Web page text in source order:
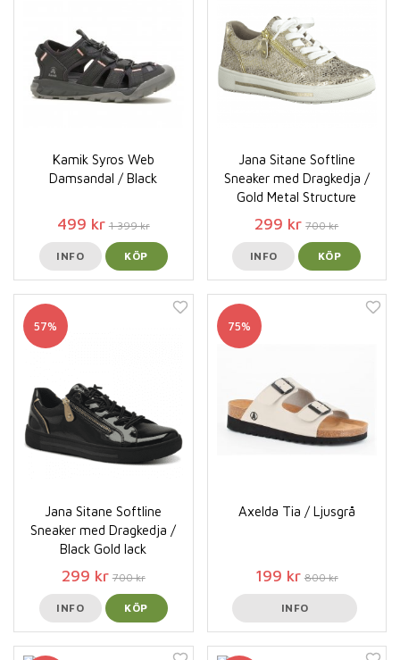
Kamik Syros Web
Damsandal / Black
499 kr 1 399 kr
INFO KÖP
Jana Sitane Softline
Sneaker med Dragkedja /
Gold Metal Structure
299 kr 700 kr
INFO KÖP
57%
Jana Sitane Softline
Sneaker med Dragkedja /
Black Gold lack
299 kr 700 kr
INFO KÖP
75%
Axelda Tia / Ljusgrå
199 kr 800 kr
INFO